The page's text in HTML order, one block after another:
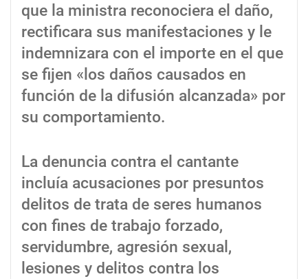
que la ministra reconociera el daño,
rectificara sus manifestaciones y le
indemnizara con el importe en el que
se fijen «los daños causados en
función de la difusión alcanzada» por
su comportamiento.
La denuncia contra el cantante
incluía acusaciones por presuntos
delitos de trata de seres humanos
con fines de trabajo forzado,
servidumbre, agresión sexual,
lesiones y delitos contra los